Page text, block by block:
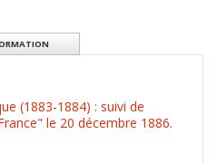
(1883-1884) : suivi de
le 20 décembre 1886.